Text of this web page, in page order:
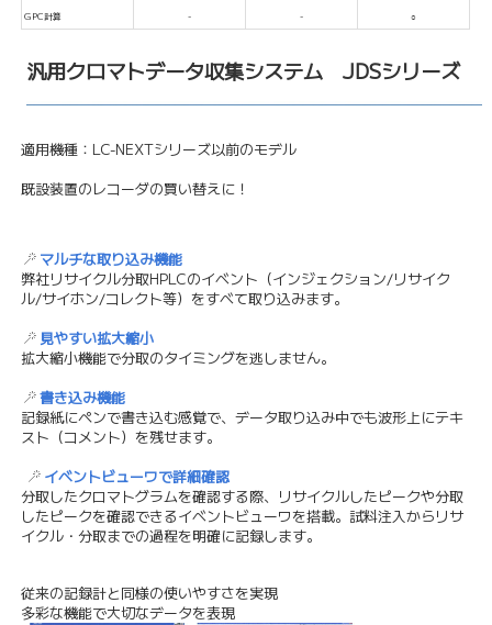
GPC計算 - - ○
汎用クロマトデータ収集システム JDSシリーズ
適用機種：LC-NEXTシリーズ以前のモデル
既設装置のレコーダの買い替えに！
マルチな取り込み機能
弊社リサイクル分取HPLCのイベント（インジェクション/リサイク
ル/サイホン/コレクト等）をすべて取り込みます。
見やすい拡大縮小
拡大縮小機能で分取のタイミングを逃しません。
書き込み機能
記録紙にペンで書き込む感覚で、データ取り込み中でも波形上にテキ
スト（コメント）を残せます。
イベントビューワで詳細確認
分取したクロマトグラムを確認する際、リサイクルしたピークや分取
したピークを確認できるイベントビューワを搭載。試料注入からリサ
イクル・分取までの過程を明確に記録します。
従来の記録計と同様の使いやすさを実現
多彩な機能で大切なデータを表現